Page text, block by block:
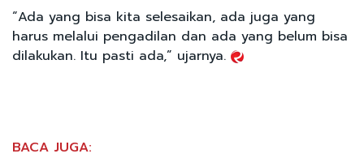
“Ada yang bisa kita selesaikan, ada juga yang
harus melalui pengadilan dan ada yang belum bisa
dilakukan. Itu pasti ada,” ujarnya.
BACA JUGA: